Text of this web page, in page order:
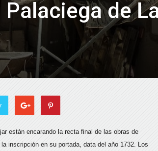
de
están encarando la recta final de las obras de
inscripción en su portada, data del año 1732. Los